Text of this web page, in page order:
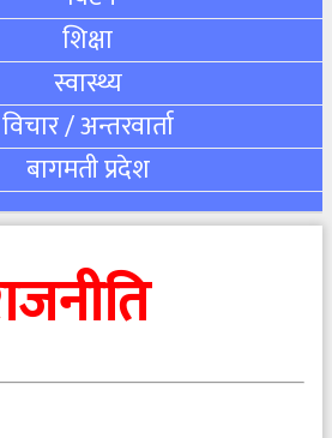
शिक्षा
स्वास्थ्य
विचार / अन्तरवार्ता
बागमती प्रदेश